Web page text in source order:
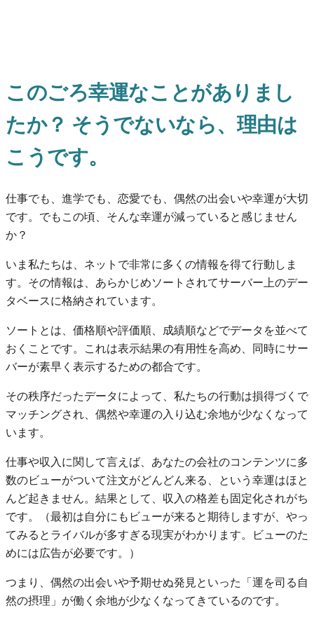
このごろ幸運なことがありまし
たか？ そうでないなら、理由は
こうです。
仕事でも、進学でも、恋愛でも、偶然の出会いや幸運が大切
です。でもこの頃、そんな幸運が減っていると感じません
か？
いま私たちは、ネットで非常に多くの情報を得て行動しま
す。その情報は、あらかじめソートされてサーバー上のデー
タベースに格納されています。
ソートとは、価格順や評価順、成績順などでデータを並べて
おくことです。これは表示結果の有用性を高め、同時にサー
バーが素早く表示するための都合です。
その秩序だったデータによって、私たちの行動は損得づくで
マッチングされ、偶然や幸運の入り込む余地が少なくなって
います。
仕事や収入に関して言えば、あなたの会社のコンテンツに多
数のビューがついて注文がどんどん来る、という幸運はほと
んど起きません。結果として、収入の格差も固定化されがち
です。（最初は自分にもビューが来ると期待しますが、やっ
てみるとライバルが多すぎる現実がわかります。ビューのた
めには広告が必要です。）
つまり、偶然の出会いや予期せぬ発見といった「運を司る自
然の摂理」が働く余地が少なくなってきているのです。